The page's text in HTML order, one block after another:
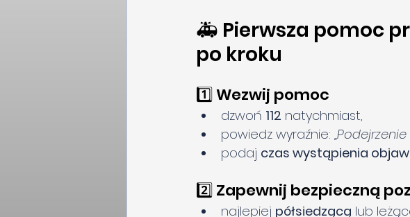
🚑 Pierwsza pomoc
po kroku
1️⃣ Wezwij pomoc
dzwoń 112 natychmiast,
powiedz wyraźnie:
podaj czas wystąpienia
2️⃣ Zapewnij bezpieczną
najlepiej półsiedzącą lub